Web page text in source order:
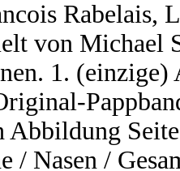
Rabelais,
von Michael
1.
Abbildung
/ Nasen /